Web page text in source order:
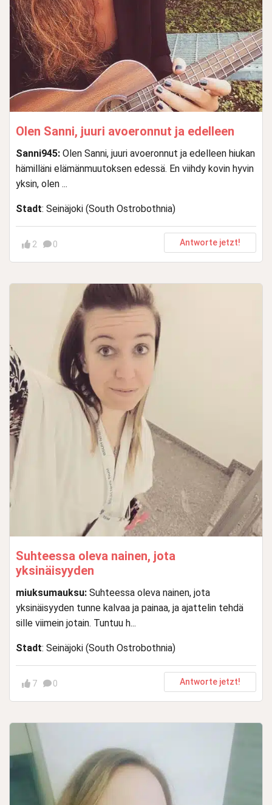
Olen Sanni, juuri avoeronnut ja edelleen
Sanni945: Olen Sanni, juuri avoeronnut ja edelleen hiukan
hämilläni elämänmuutoksen edessä. En viihdy kovin hyvin
yksin, olen ...
Stadt: Seinäjoki (South Ostrobothnia)
2 0 Antworte jetzt!
Suhteessa oleva nainen, jota
yksinäisyyden
miuksumauksu: Suhteessa oleva nainen, jota
yksinäisyyden tunne kalvaa ja painaa, ja ajattelin tehdä
sille viimein jotain. Tuntuu h...
Stadt: Seinäjoki (South Ostrobothnia)
7 0 Antworte jetzt!